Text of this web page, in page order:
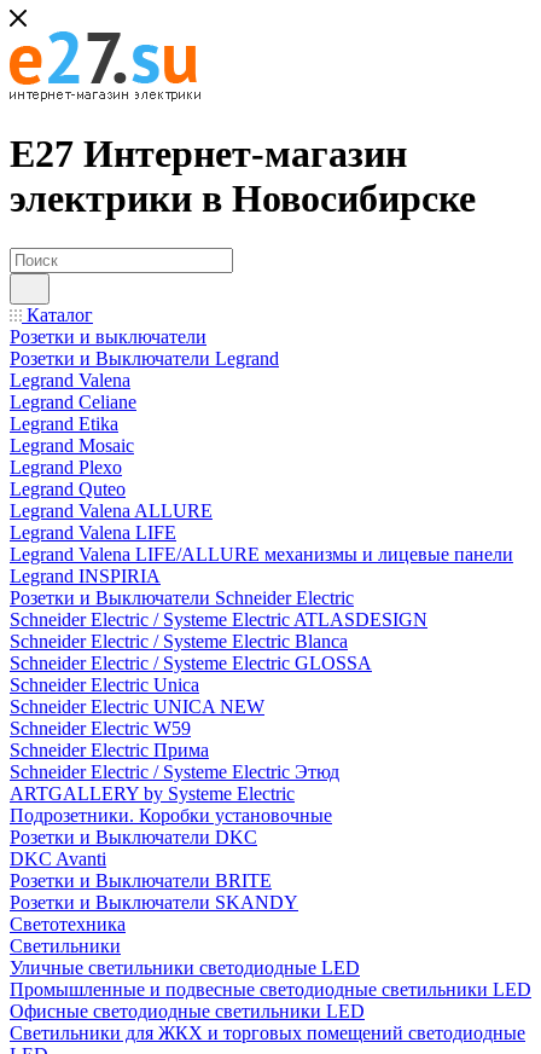
Е27 Интернет-магазин
электрики в Новосибирске
Каталог
Розетки и выключатели
Розетки и Выключатели Legrand
Legrand Valena
Legrand Celiane
Legrand Etika
Legrand Mosaic
Legrand Plexo
Legrand Quteo
Legrand Valena ALLURE
Legrand Valena LIFE
Legrand Valena LIFE/ALLURE механизмы и лицевые панели
Legrand INSPIRIA
Розетки и Выключатели Schneider Electric
Schneider Electric / Systeme Electric ATLASDESIGN
Schneider Electric / Systeme Electric Blanca
Schneider Electric / Systeme Electric GLOSSA
Schneider Electric Unica
Schneider Electric UNICA NEW
Schneider Electric W59
Schneider Electric Прима
Schneider Electric / Systeme Electric Этюд
ARTGALLERY by Systeme Electric
Подрозетники. Коробки установочные
Розетки и Выключатели DKC
DKC Avanti
Розетки и Выключатели BRITE
Розетки и Выключатели SKANDY
Светотехника
Светильники
Уличные светильники светодиодные LED
Промышленные и подвесные светодиодные светильники LED
Офисные светодиодные светильники LED
Светильники для ЖКХ и торговых помещений светодиодные